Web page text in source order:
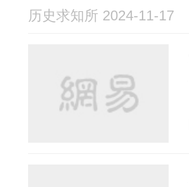
历史求知所 2024-11-17